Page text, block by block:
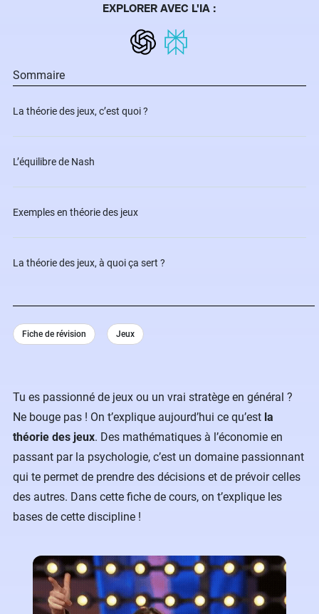
Tu es passionné de jeux ou un vrai stratège en général ?
Ne bouge pas ! On t’explique aujourd’hui ce qu’est la
théorie des jeux. Des mathématiques à l’économie en
passant par la psychologie, c’est un domaine passionnant
qui te permet de prendre des décisions et de prévoir celles
des autres. Dans cette fiche de cours, on t’explique les
bases de cette discipline !
EXPLORER AVEC L'IA :
Sommaire
La théorie des jeux, c’est quoi ?
L’équilibre de Nash
Exemples en théorie des jeux
La théorie des jeux, à quoi ça sert ?
Fiche de révision Jeux